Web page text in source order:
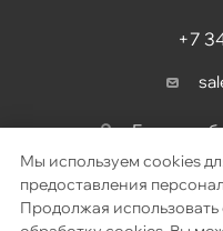
Мы используем cookies
предоставления
Продолжая использовать
+7
2026 © «Восточный путь»